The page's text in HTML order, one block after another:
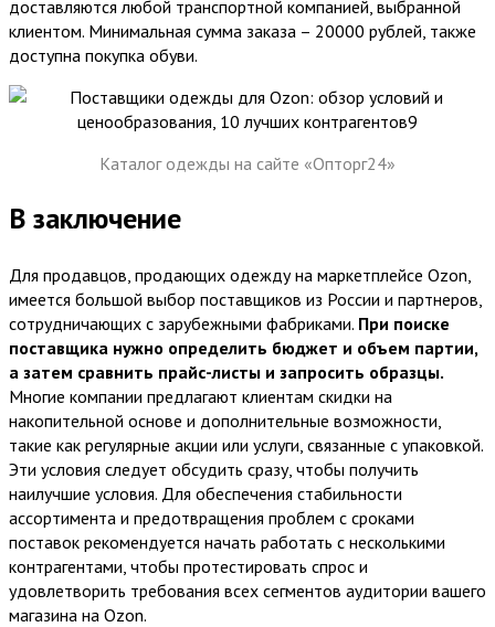
доставляются любой транспортной компанией, выбранной
клиентом. Минимальная сумма заказа – 20000 рублей, также
доступна покупка обуви.
Каталог одежды на сайте «Опторг24»
В заключение
Для продавцов, продающих одежду на маркетплейсе Ozon,
имеется большой выбор поставщиков из России и партнеров,
сотрудничающих с зарубежными фабриками. При поиске
поставщика нужно определить бюджет и объем партии,
а затем сравнить прайс-листы и запросить образцы.
Многие компании предлагают клиентам скидки на
накопительной основе и дополнительные возможности,
такие как регулярные акции или услуги, связанные с упаковкой.
Эти условия следует обсудить сразу, чтобы получить
наилучшие условия. Для обеспечения стабильности
ассортимента и предотвращения проблем с сроками
поставок рекомендуется начать работать с несколькими
контрагентами, чтобы протестировать спрос и
удовлетворить требования всех сегментов аудитории вашего
магазина на Ozon.